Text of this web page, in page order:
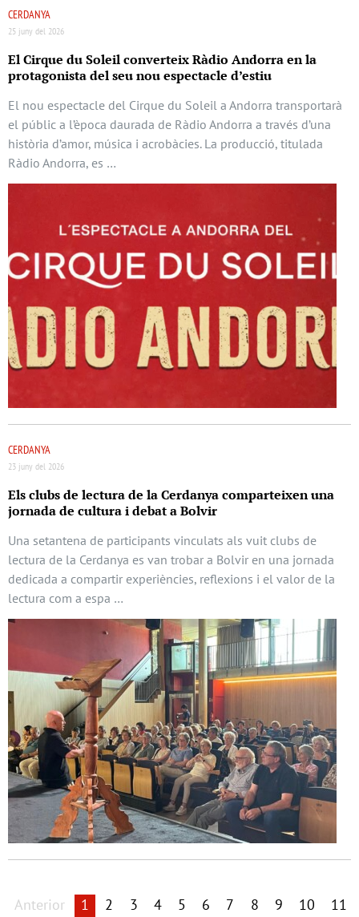
CERDANYA
25 juny del 2026
El Cirque du Soleil converteix Ràdio Andorra en la
protagonista del seu nou espectacle d’estiu
El nou espectacle del Cirque du Soleil a Andorra transportarà
el públic a l’època daurada de Ràdio Andorra a través d’una
història d’amor, música i acrobàcies. La producció, titulada
Ràdio Andorra, es …
CERDANYA
23 juny del 2026
Els clubs de lectura de la Cerdanya comparteixen una
jornada de cultura i debat a Bolvir
Una setantena de participants vinculats als vuit clubs de
lectura de la Cerdanya es van trobar a Bolvir en una jornada
dedicada a compartir experiències, reflexions i el valor de la
lectura com a espa …
Anterior 1 2 3 4 5 6 7 8 9 10 11